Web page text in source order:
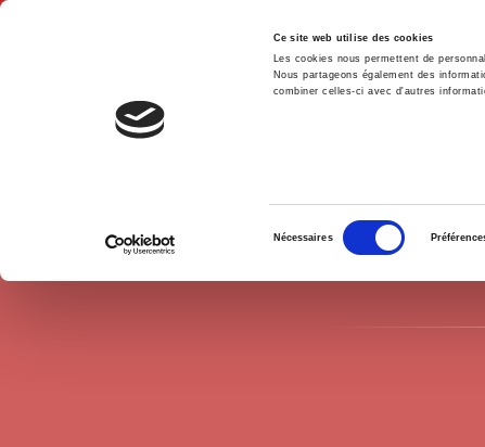
Ce site web utilise des cookies
Les cookies nous permettent de
Nous partageons également des
combiner celles-ci avec d'autres
consentement
Nécessaires